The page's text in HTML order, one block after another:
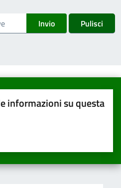
Invio Pulisci
informazioni su questa
su 5
su 5